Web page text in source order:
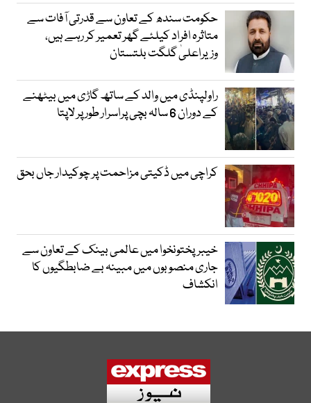
حکومت سندھ کے تعاون سے قدرتی آفات سے
متاثرہ افراد کیلئے گھر تعمیر کر رہے ہیں،
وزیراعلیٰ گلگت بلتستان
راولپنڈی میں والد کے ساتھ گاڑی میں بیٹھنے
کے دوران 6 سالہ بچی پراسرار طور پر لاپتا
کراچی میں ڈکیتی مزاحمت پر چوکیدار جاں بحق
خیبرپختونخوا میں عالمی بینک کے تعاون سے
جاری منصوبوں میں مبینہ بے ضابطگیوں کا
انکشاف